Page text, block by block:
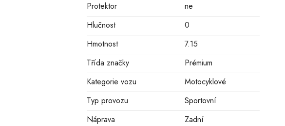
Protektor
ne
Hlučnost
0
Hmotnost
7.15
Třída značky
Prémium
Kategorie vozu
Motocyklové
Typ provozu
Sportovní
Náprava
Zadní